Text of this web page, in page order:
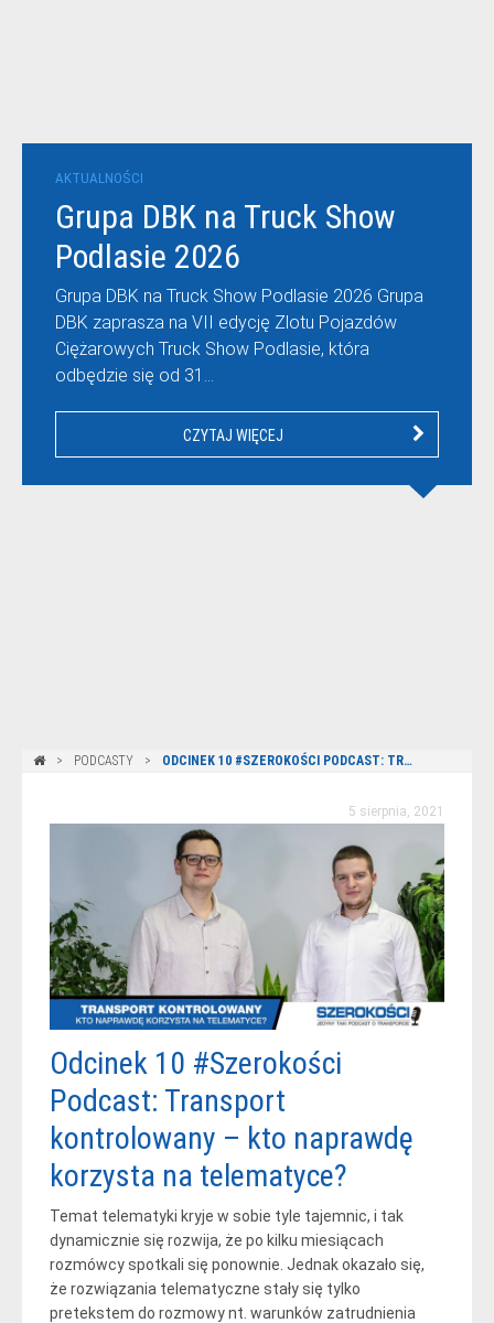
AKTUALNOŚCI
Grupa DBK na Truck Show
Podlasie 2026
Grupa DBK na Truck Show Podlasie 2026 Grupa
DBK zaprasza na VII edycję Zlotu Pojazdów
Ciężarowych Truck Show Podlasie, która
odbędzie się od 31…
CZYTAJ WIĘCEJ
PODCASTY ODCINEK 10 #SZEROKOŚCI PODCAST: TRANSPORT KONTROLOWANY – KTO NAPRAWDĘ KORZYSTA NA TELEMATYCE?
5 sierpnia, 2021
Odcinek 10 #Szerokości
Podcast: Transport
kontrolowany – kto naprawdę
korzysta na telematyce?
Temat telematyki kryje w sobie tyle tajemnic, i tak
dynamicznie się rozwija, że po kilku miesiącach
rozmówcy spotkali się ponownie. Jednak okazało się,
że rozwiązania telematyczne stały się tylko
pretekstem do rozmowy nt. warunków zatrudnienia